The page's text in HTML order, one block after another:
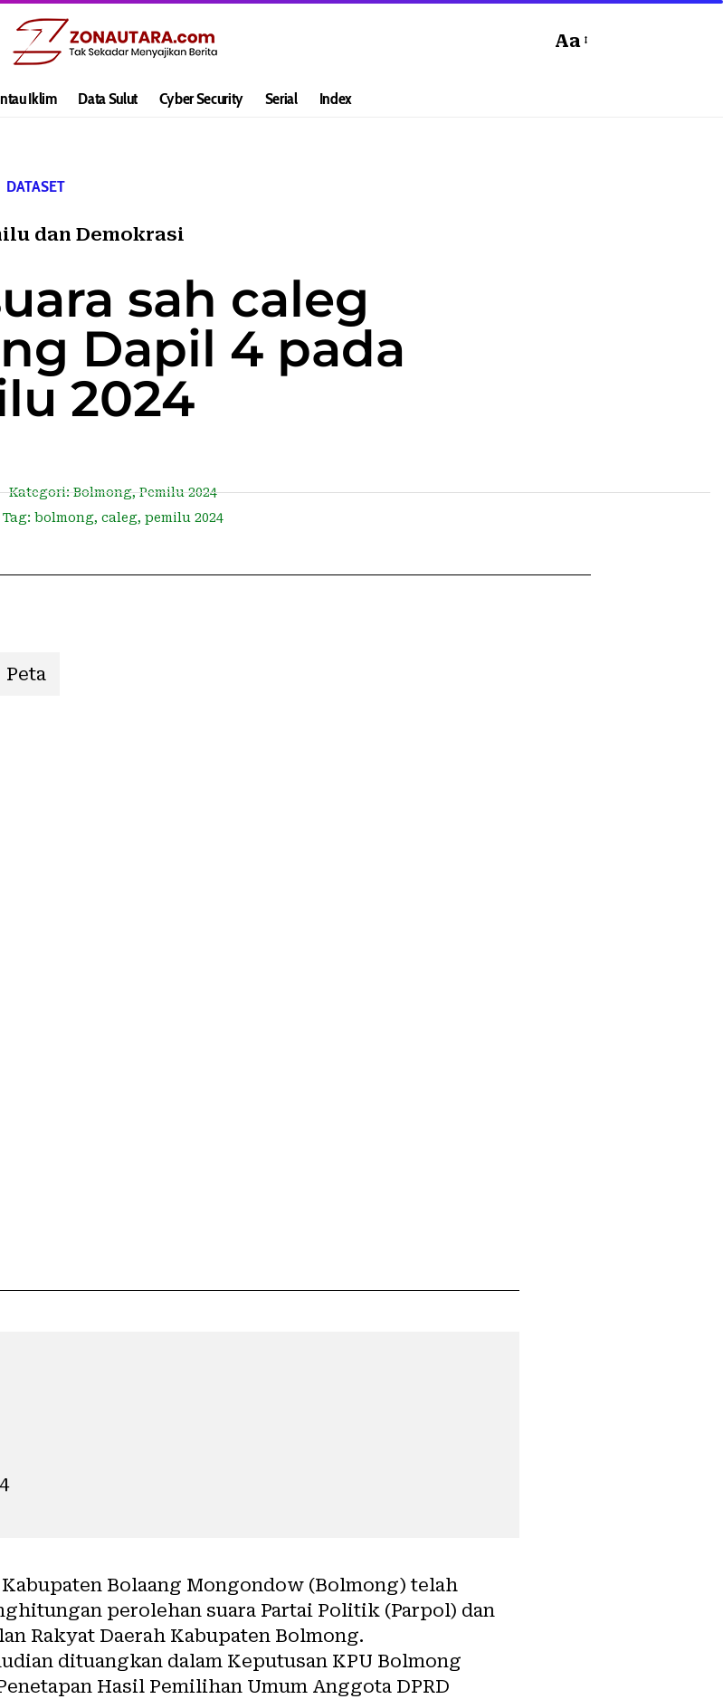
Aa
Iklim Data Sulut Cyber Security Serial Index
DATASET
dan Demokrasi
sah caleg
Dapil 4 pada
2024
Kategori:Bolmong,Pemilu 2024
Tag: bolmong, caleg, pemilu 2024
Peta
Bolaang Mongondow (Bolmong) telah
perolehan suara Partai Politik (Parpol) dan
Rakyat Daerah Kabupaten Bolmong.
dituangkan dalam Keputusan KPU Bolmong
Hasil Pemilihan Umum Anggota DPRD